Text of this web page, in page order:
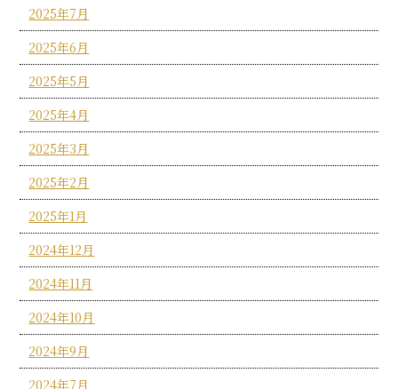
2025年7月
2025年6月
2025年5月
2025年4月
2025年3月
2025年2月
2025年1月
2024年12月
2024年11月
2024年10月
2024年9月
2024年7月